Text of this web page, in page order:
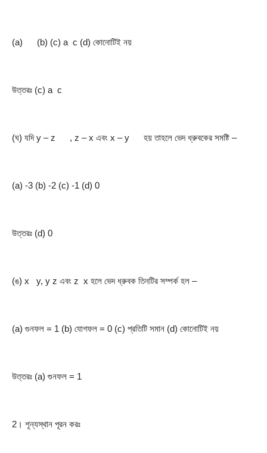
(a)      (b) (c) a  c (d) কোনোটিই নয়
উত্তরঃ (c) a  c
(ঘ) যদি y – z      , z – x এবং x – y      হয় তাহলে ভেদ ধ্রুবকের সমষ্টি –
(a) -3 (b) -2 (c) -1 (d) 0
উত্তরঃ (d) 0
(ঙ) x   y, y z এবং z  x হলে ভেদ ধ্রুবক তিনটির সম্পর্ক হল –
(a) গুনফল = 1 (b) যোগফল = 0 (c) প্রতিটি সমান (d) কোনোটিই নয়
উত্তরঃ (a) গুনফল = 1
2। শূন্যস্থান পূরন করঃ